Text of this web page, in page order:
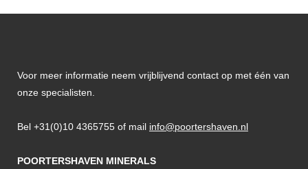
Voor meer informatie neem vrijblijvend contact op met één van
onze specialisten.
Bel +31(0)10 4365755 of mail info@poortershaven.nl
POORTERSHAVEN MINERALS